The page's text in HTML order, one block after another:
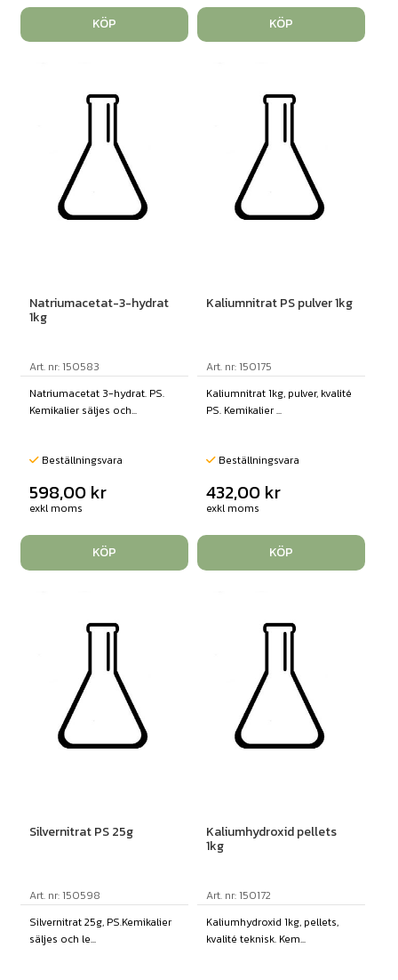
KÖP KÖP
Natriumacetat-3-hydrat
1kg
Art. nr: 150583
Natriumacetat 3-hydrat. PS.
Kemikalier säljes och...
Beställningsvara
598,00 kr
exkl moms
KÖP
Kaliumnitrat PS pulver 1kg
Art. nr: 150175
Kaliumnitrat 1kg, pulver, kvalité
PS. Kemikalier ...
Beställningsvara
432,00 kr
exkl moms
KÖP
Silvernitrat PS 25g
Art. nr: 150598
Silvernitrat 25g, PS.Kemikalier
säljes och le...
Kaliumhydroxid pellets
1kg
Art. nr: 150172
Kaliumhydroxid 1kg, pellets,
kvalité teknisk. Kem...